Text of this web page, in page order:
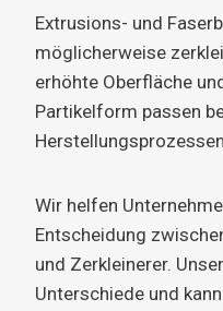
Extrusions- und
möglicherweise
erhöhte Oberfläche
Partikelform passen
Wir helfen
Entscheidung
und Zerkleinerer.
Unterschiede und